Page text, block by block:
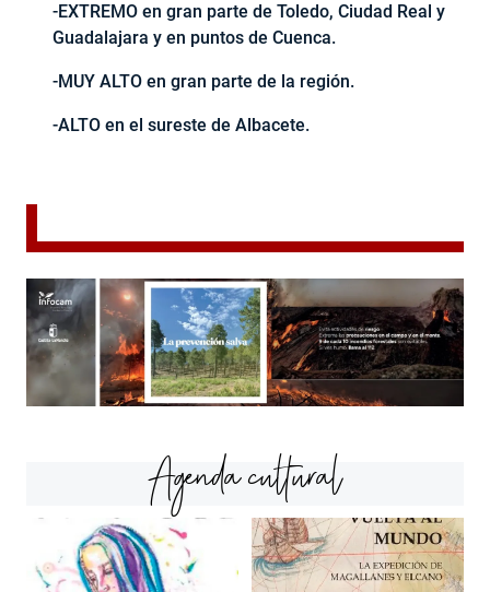
-EXTREMO en gran parte de Toledo, Ciudad Real y
Guadalajara y en puntos de Cuenca.
-MUY ALTO en gran parte de la región.
-ALTO en el sureste de Albacete.
Agenda cultural